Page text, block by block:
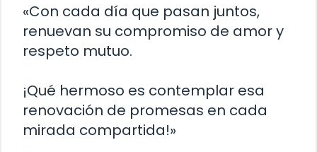
«Con cada día que pasan juntos,
renuevan su compromiso de amor y
respeto mutuo.
¡Qué hermoso es contemplar esa
renovación de promesas en cada
mirada compartida!»